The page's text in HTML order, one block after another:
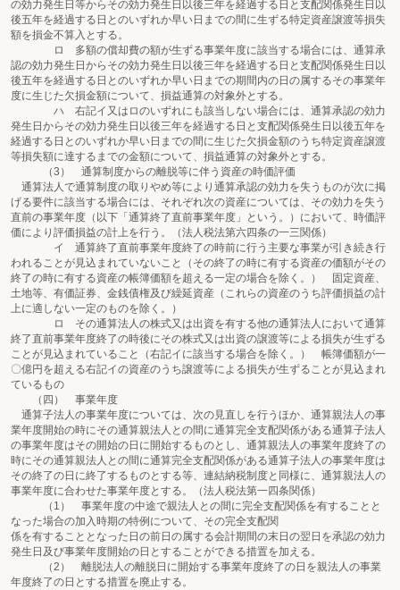
の効力発生日等からその効力発生日以後三年を経過する日と支配関係発生日以
後五年を経過する日とのいずれか早い日までの間に生ずる特定資産譲渡等損失
額を損金不算入とする。
ロ 多額の償却費の額が生ずる事業年度に該当する場合には、通算承
認の効力発生日からその効力発生日以後三年を経過する日と支配関係発生日以
後五年を経過する日とのいずれか早い日までの期間内の日の属するその事業年
度に生じた欠損金額について、損益通算の対象外とする。
ハ 右記イ又はロのいずれにも該当しない場合には、通算承認の効力
発生日からその効力発生日以後三年を経過する日と支配関係発生日以後五年を
経過する日とのいずれか早い日までの間に生じた欠損金額のうち特定資産譲渡
等損失額に達するまでの金額について、損益通算の対象外とする。
（3） 通算制度からの離脱等に伴う資産の時価評価
通算法人で通算制度の取りやめ等により通算承認の効力を失うものが次に掲
げる要件に該当する場合には、それぞれ次の資産については、その効力を失う
直前の事業年度（以下「通算終了直前事業年度」という。）において、時価評
価により評価損益の計上を行う。（法人税法第六四条の一三関係）
イ 通算終了直前事業年度終了の時前に行う主要な事業が引き続き行
われることが見込まれていないこと（その終了の時に有する資産の価額がその
終了の時に有する資産の帳簿価額を超える一定の場合を除く。） 固定資産、
土地等、有価証券、金銭債権及び繰延資産（これらの資産のうち評価損益の計
上に適しない一定のものを除く。）
ロ その通算法人の株式又は出資を有する他の通算法人において通算
終了直前事業年度終了の時後にその株式又は出資の譲渡等による損失が生ずる
ことが見込まれていること（右記イに該当する場合を除く。） 帳簿価額が一
〇億円を超える右記イの資産のうち譲渡等による損失が生ずることが見込まれ
ているもの
（四） 事業年度
通算子法人の事業年度については、次の見直しを行うほか、通算親法人の事
業年度開始の時にその通算親法人との間に通算完全支配関係がある通算子法人
の事業年度はその開始の日に開始するものとし、通算親法人の事業年度終了の
時にその通算親法人との間に通算完全支配関係がある通算子法人の事業年度は
その終了の日に終了するものとする等、連結納税制度と同様に、通算親法人の
事業年度に合わせた事業年度とする。（法人税法第一四条関係）
（1） 事業年度の中途で親法人との間に完全支配関係を有することと
なった場合の加入時期の特例について、その完全支配関
係を有することとなった日の前日の属する会計期間の末日の翌日を承認の効力
発生日及び事業年度開始の日とすることができる措置を加える。
（2） 離脱法人の離脱日に開始する事業年度終了の日を親法人の事業
年度終了の日とする措置を廃止する。